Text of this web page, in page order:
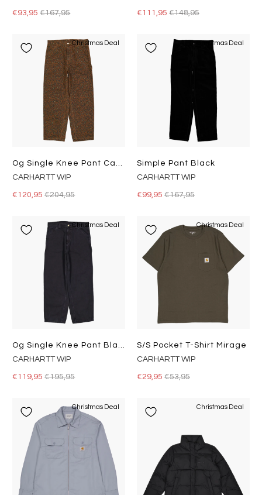
€93,95€167,95 €111,95 €148,95
Christmas Deal
CARHARTT WIP
€120,95€204,95
Christmas Deal
Simple Pant Black
CARHARTT WIP
€99,95 €167,95
Christmas Deal
CARHARTT WIP
€119,95€195,95
Christmas Deal
S/s Pocket T-Shirt Mirage
CARHARTT WIP
€29,95 €53,95
Christmas Deal Christmas Deal